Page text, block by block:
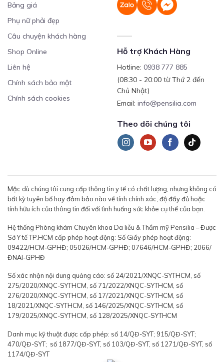
Bảng giá
Phụ nữ phải đẹp
Câu chuyện khách hàng
Shop Online
Liên hệ
Chính sách bảo mật
Chính sách cookies
Hỗ trợ Khách Hàng
Hotline: 0938 777 885
(08:30 - 20:00 từ Thứ 2 đến
Chủ Nhật)
Email: info@pensilia.com
Theo dõi chúng tôi
Mặc dù chúng tôi cung cấp thông tin y tế có chất lượng, nhưng không có
bất kỳ tuyên bố hay đảm bảo nào về tính chính xác, độ đầy đủ hoặc
tính hữu ích của thông tin đối với tình huống sức khỏe cụ thể của bạn.
Hệ thống Phòng khám Chuyên khoa Da liễu & Thẩm mỹ Pensilia – Được
Sở Y tế TP.HCM cấp phép hoạt động: Số Giấy phép hoạt động:
09422/HCM-GPHĐ; 05026/HCM-GPHĐ; 07646/HCM-GPHĐ; 2066/
ĐNAI-GPHĐ
Số xác nhận nội dung quảng cáo: số 24/2021/XNQC-SYTHCM, số
275/2020/XNQC-SYTHCM, số 71/2022/XNQC-SYTHCM, số
276/2020/XNQC-SYTHCM, số 17/2021/XNQC-SYTHCM, số
18/2021/XNQC-SYTHCM, số 146/2025/XNQC-SYTHCM, số
179/2025/XNQC-SYTHCM, số 128/2025/XNQC-SYTHCM
Danh mục kỹ thuật được cấp phép: số 14/QĐ-SYT; 915/QĐ-SYT;
470/QĐ-SYT; số 1877/QĐ-SYT, số 103/QĐ-SYT, số 1271/QĐ-SYT, số
1174/QĐ-SYT